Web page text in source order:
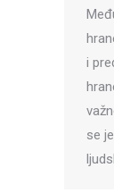
i
se